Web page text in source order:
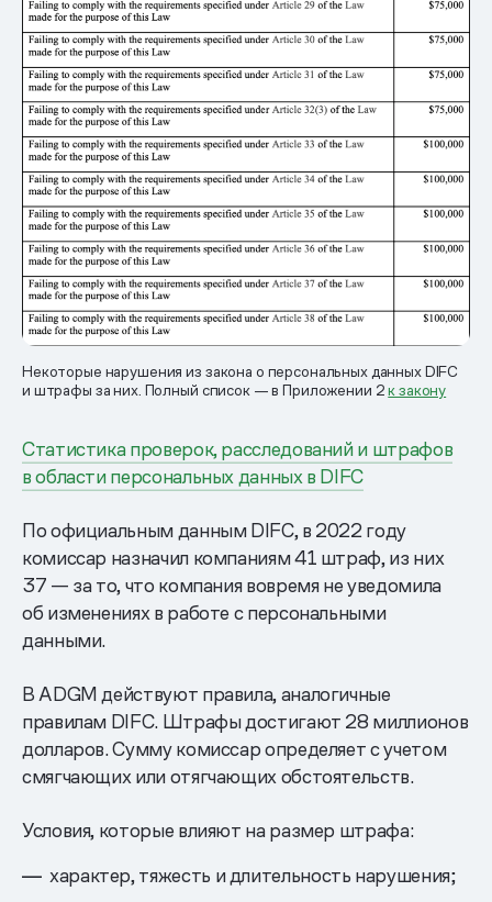
Некоторые нарушения из закона о персональных данных DIFC
и штрафы за них. Полный список — в Приложении 2к закону
Статистика проверок, расследований и штрафов
в области персональных данных в DIFC
По официальным данным DIFC, в 2022 году
комиссар назначил компаниям 41 штраф, из них
37 — за то, что компания вовремя не уведомила
об изменениях в работе с персональными
данными.
В ADGM действуют правила, аналогичные
правилам DIFC. Штрафы достигают 28 миллионов
долларов. Сумму комиссар определяет с учетом
смягчающих или отягчающих обстоятельств.
Условия, которые влияют на размер штрафа:
характер, тяжесть и длительность нарушения;